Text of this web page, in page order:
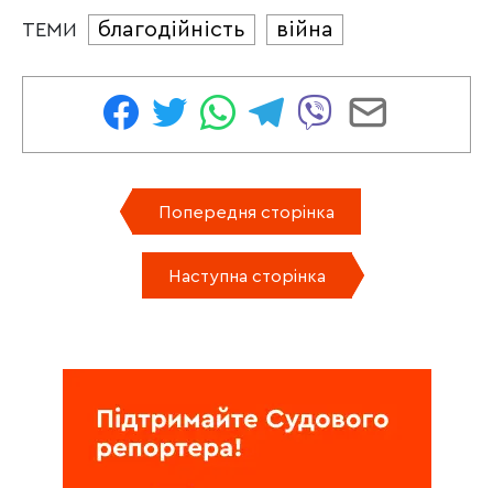
ТЕМИ благодійність війна
Попередня сторінка
Наступна сторінка